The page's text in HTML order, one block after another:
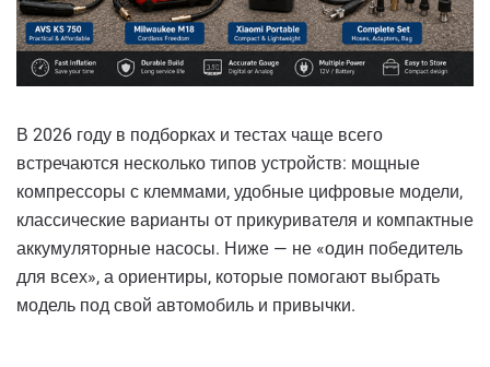
В 2026 году в подборках и тестах чаще всего
встречаются несколько типов устройств: мощные
компрессоры с клеммами, удобные цифровые модели,
классические варианты от прикуривателя и компактные
аккумуляторные насосы. Ниже — не «один победитель
для всех», а ориентиры, которые помогают выбрать
модель под свой автомобиль и привычки.